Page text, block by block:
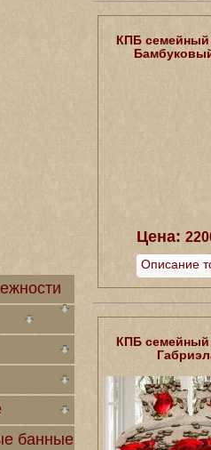
КПБ семейный
Цена:
Описание
КПБ семейный
банные